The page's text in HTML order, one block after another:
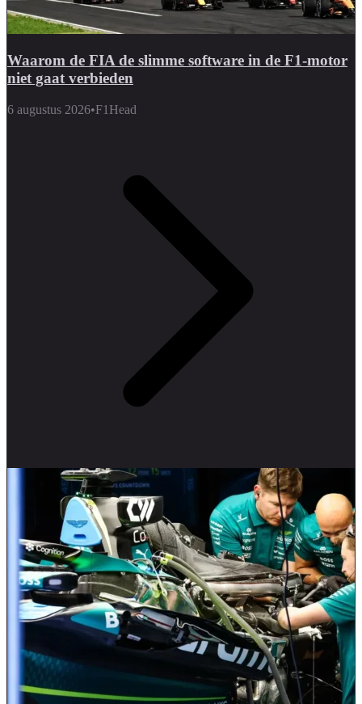
Waarom de FIA de slimme software in de F1-motor
niet gaat verbieden
6 augustus 2026•F1Head